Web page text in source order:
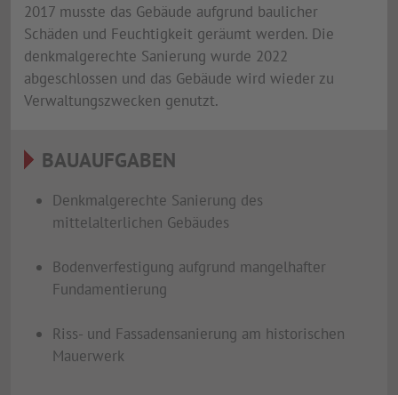
2017 musste das Gebäude aufgrund baulicher
Schäden und Feuchtigkeit geräumt werden. Die
denkmalgerechte Sanierung wurde 2022
abgeschlossen und das Gebäude wird wieder zu
Verwaltungszwecken genutzt.
BAUAUFGABEN
Denkmalgerechte Sanierung des
mittelalterlichen Gebäudes
Bodenverfestigung aufgrund mangelhafter
Fundamentierung
Riss- und Fassadensanierung am historischen
Mauerwerk